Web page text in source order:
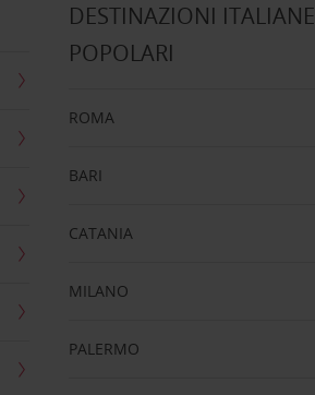
DESTINAZIONI ITALIANE
POPOLARI
ROMA
BARI
CATANIA
MILANO
PALERMO